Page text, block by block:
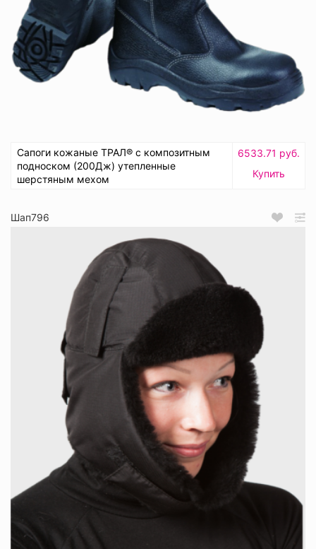
Сапоги кожаные ТРАЛ® с композитным
подноском (200Дж) утепленные
шерстяным мехом
6533.71 руб.
Купить
Шап796